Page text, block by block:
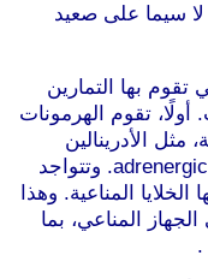
سيما على صعيد
بها التمارين
أولًا، تقوم الهرمونات
مثل الأدرينالين
ونورأدرينالين، بتنشيط مستقبلة تسمى adrenergic. وتتواجد
المناعية. وهذا
المناعي، بما